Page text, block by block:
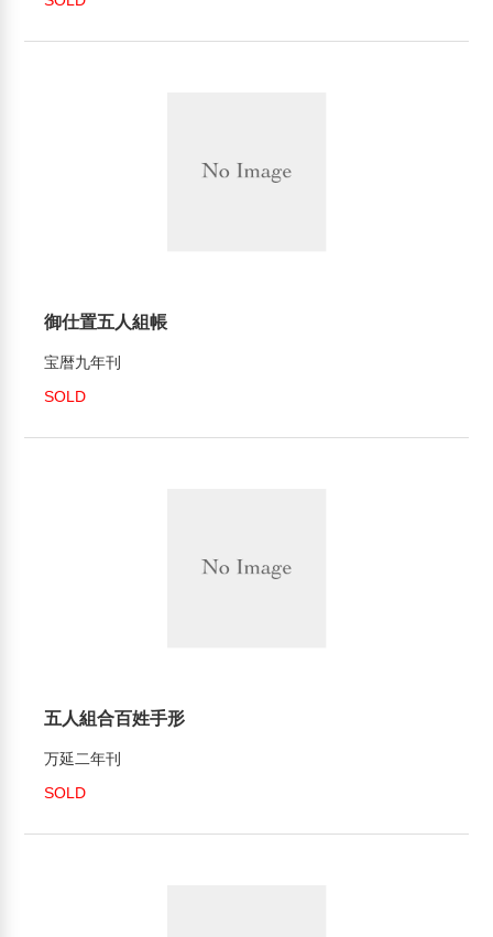
御仕置五人組帳
宝暦九年刊
SOLD
五人組合百姓手形
万延二年刊
SOLD